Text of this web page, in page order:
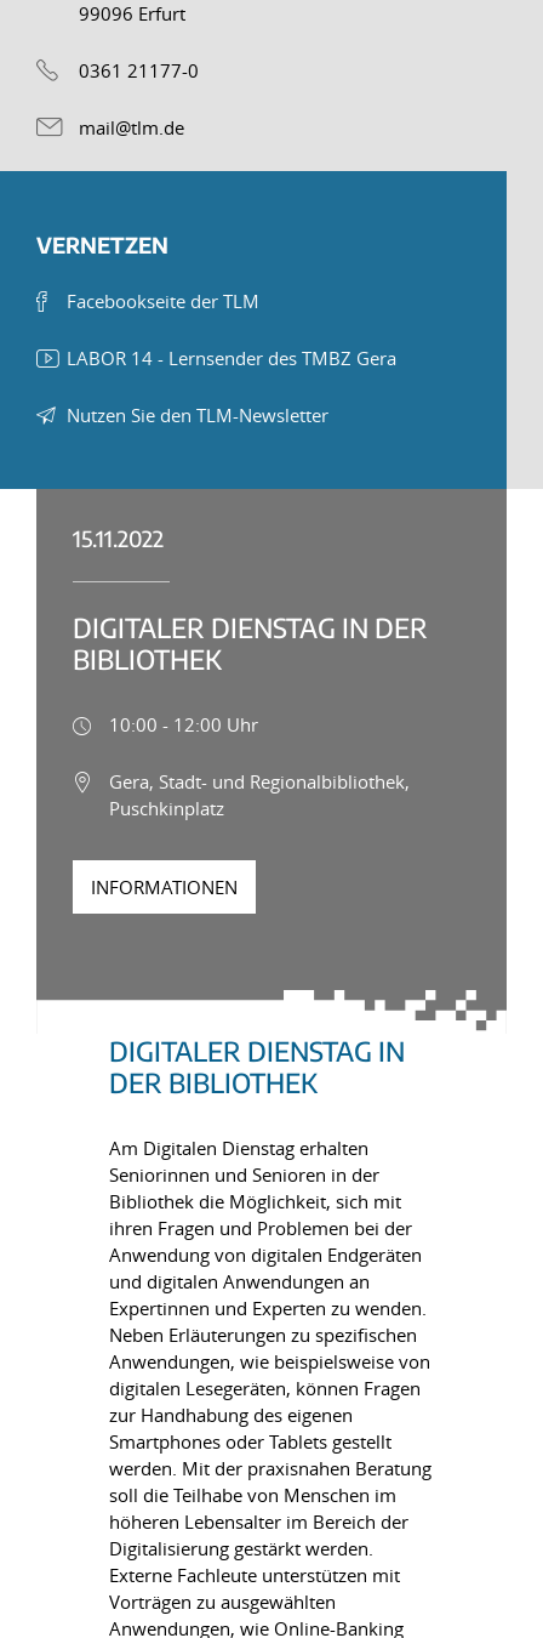
99096 Erfurt
0361 21177-0
mail@tlm.de
VERNETZEN
Facebookseite der TLM
LABOR 14 - Lernsender des TMBZ Gera
Nutzen Sie den TLM-Newsletter
15.11.2022
DIGITALER DIENSTAG IN DER
BIBLIOTHEK
10:00 - 12:00 Uhr
Gera, Stadt- und Regionalbibliothek,
Puschkinplatz
INFORMATIONEN
DIGITALER DIENSTAG IN
DER BIBLIOTHEK
Am Digitalen Dienstag erhalten
Seniorinnen und Senioren in der
Bibliothek die Möglichkeit, sich mit
ihren Fragen und Problemen bei der
Anwendung von digitalen Endgeräten
und digitalen Anwendungen an
Expertinnen und Experten zu wenden.
Neben Erläuterungen zu spezifischen
Anwendungen, wie beispielsweise von
digitalen Lesegeräten, können Fragen
zur Handhabung des eigenen
Smartphones oder Tablets gestellt
werden. Mit der praxisnahen Beratung
soll die Teilhabe von Menschen im
höheren Lebensalter im Bereich der
Digitalisierung gestärkt werden.
Externe Fachleute unterstützen mit
Vorträgen zu ausgewählten
Anwendungen, wie Online-Banking